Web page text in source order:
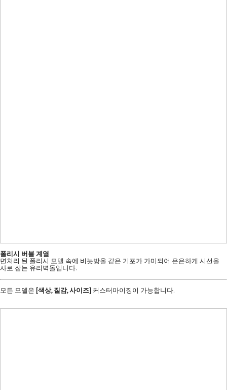
폴리시 버블 계열
면처리 된 폴리시 모델 속에 비눗방울 같은 기포가 가미되어 은은하게 시선을
사로 잡는 유리벽돌입니다.
모든 모델은 [색상, 질감, 사이즈] 커스터마이징이 가능합니다.